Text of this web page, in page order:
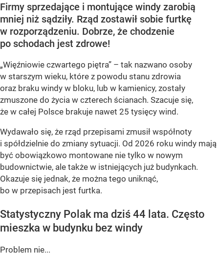
Firmy sprzedające i montujące windy zarobią
mniej niż sądziły. Rząd zostawił sobie furtkę
w rozporządzeniu. Dobrze, że chodzenie
po schodach jest zdrowe!
„Więźniowie czwartego piętra” – tak nazwano osoby
w starszym wieku, które z powodu stanu zdrowia
oraz braku windy w bloku, lub w kamienicy, zostały
zmuszone do życia w czterech ścianach. Szacuje się,
że w całej Polsce brakuje nawet 25 tysięcy wind.
Wydawało się, że rząd przepisami zmusił współnoty
i spółdzielnie do zmiany sytuacji. Od 2026 roku windy mają
być obowiązkowo montowane nie tylko w nowym
budownictwie, ale także w istniejących już budynkach.
Okazuje się jednak, że można tego uniknąć,
bo w przepisach jest furtka.
Statystyczny Polak ma dziś 44 lata. Często
mieszka w budynku bez windy
Problem nie...